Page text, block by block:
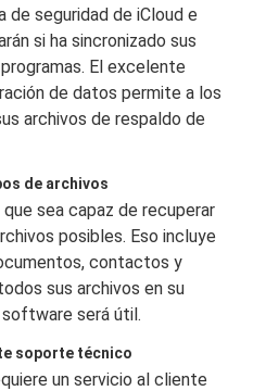
de seguridad de iCloud e
si ha sincronizado sus
El excelente
de datos permite a los
archivos de respaldo de
de archivos
sea capaz de recuperar
posibles. Eso incluye
contactos y
sus archivos en su
será útil.
soporte técnico
un servicio al cliente